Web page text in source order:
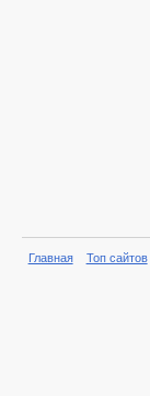
Главная Топ сайтов